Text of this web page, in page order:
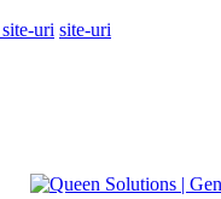
uri site-uri